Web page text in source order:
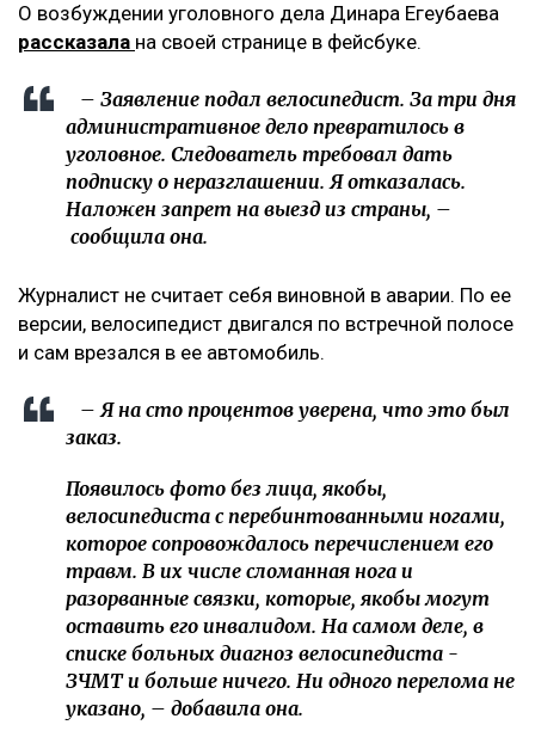
О возбуждении уголовного дела Динара Егеубаева
рассказала на своей странице в фейсбуке.
– Заявление подал велосипедист. За три дня
административное дело превратилось в
уголовное. Следователь требовал дать
подписку о неразглашении. Я отказалась.
Наложен запрет на выезд из страны, –
сообщила она.
Журналист не считает себя виновной в аварии. По ее
версии, велосипедист двигался по встречной полосе
и сам врезался в ее автомобиль.
– Я на сто процентов уверена, что это был
заказ.
Появилось фото без лица, якобы,
велосипедиста с перебинтованными ногами,
которое сопровождалось перечислением его
травм. В их числе сломанная нога и
разорванные связки, которые, якобы могут
оставить его инвалидом. На самом деле, в
списке больных диагноз велосипедиста -
ЗЧМТ и больше ничего. Ни одного перелома не
указано, – добавила она.